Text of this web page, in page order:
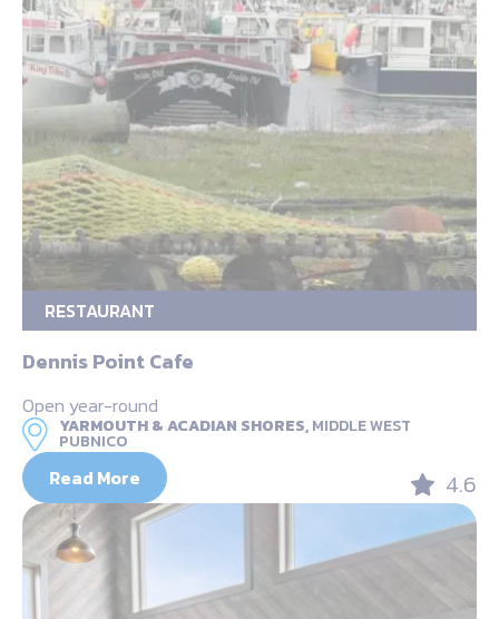
RESTAURANT
Dennis Point Cafe
Open year-round
YARMOUTH & ACADIAN SHORES,MIDDLE WEST
PUBNICO
Read More 4.6